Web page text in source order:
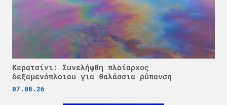
Κερατσίνι: Συνελήφθη πλοίαρχος
δεξαμενόπλοιου για θαλάσσια ρύπανση
07.08.26